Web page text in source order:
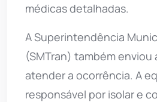
médicas detalhadas.
A Superintendência
(SMTran) também enviou
atender a ocorrência. A
responsável por isolar e